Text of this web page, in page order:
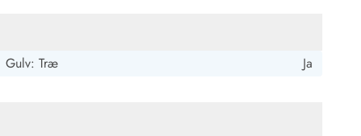
Gulv: Træ Ja